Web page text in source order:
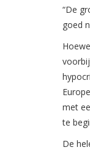
“De
goed
met
te
De